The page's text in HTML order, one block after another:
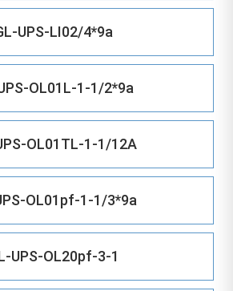
UPS-LI02/4*9a
OL01L-1-1/2*9a
OL01TL-1-1/12A
OL01pf-1-1/3*9a
UPS-OL20pf-3-1